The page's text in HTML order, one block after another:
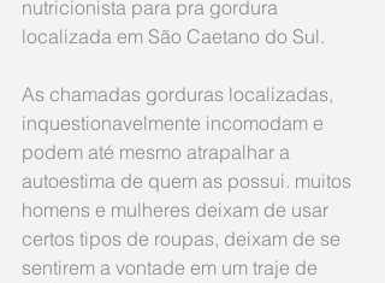
nutricionista para pra gordura
localizada em São Caetano do Sul.
As chamadas gorduras localizadas,
inquestionavelmente incomodam e
podem até mesmo atrapalhar a
autoestima de quem as possui. muitos
homens e mulheres deixam de usar
certos tipos de roupas, deixam de se
sentirem a vontade em um traje de